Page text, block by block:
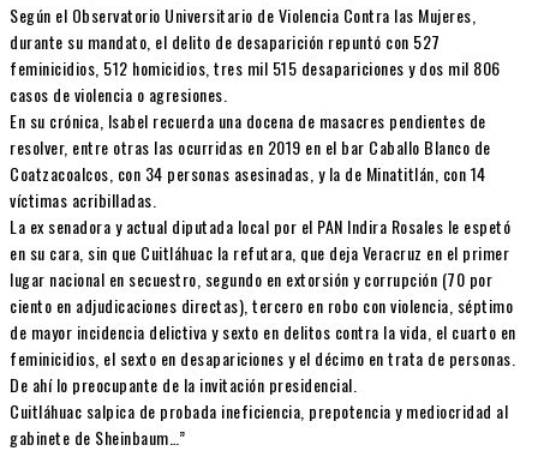
Según el Observatorio Universitario de Violencia Contra las Mujeres,
durante su mandato, el delito de desaparición repuntó con 527
feminicidios, 512 homicidios, tres mil 515 desapariciones y dos mil 806
casos de violencia o agresiones.
En su crónica, Isabel recuerda una docena de masacres pendientes de
resolver, entre otras las ocurridas en 2019 en el bar Caballo Blanco de
Coatzacoalcos, con 34 personas asesinadas, y la de Minatitlán, con 14
víctimas acribilladas.
La ex senadora y actual diputada local por el PAN Indira Rosales le espetó
en su cara, sin que Cuitláhuac la refutara, que deja Veracruz en el primer
lugar nacional en secuestro, segundo en extorsión y corrupción (70 por
ciento en adjudicaciones directas), tercero en robo con violencia, séptimo
de mayor incidencia delictiva y sexto en delitos contra la vida, el cuarto en
feminicidios, el sexto en desapariciones y el décimo en trata de personas.
De ahí lo preocupante de la invitación presidencial.
Cuitláhuac salpica de probada ineficiencia, prepotencia y mediocridad al
gabinete de Sheinbaum…”